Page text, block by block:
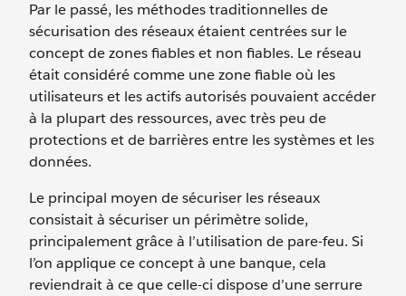
Par le passé, les méthodes traditionnelles de
sécurisation des réseaux étaient centrées sur le
concept de zones fiables et non fiables. Le réseau
était considéré comme une zone fiable où les
utilisateurs et les actifs autorisés pouvaient accéder
à la plupart des ressources, avec très peu de
protections et de barrières entre les systèmes et les
données.
Le principal moyen de sécuriser les réseaux
consistait à sécuriser un périmètre solide,
principalement grâce à l’utilisation de pare-feu. Si
l’on applique ce concept à une banque, cela
reviendrait à ce que celle-ci dispose d’une serrure